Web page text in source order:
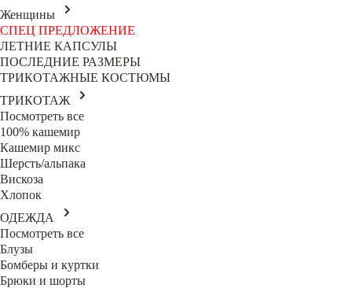
Женщины
СПЕЦ ПРЕДЛОЖЕНИЕ
ЛЕТНИЕ КАПСУЛЫ
ПОСЛЕДНИЕ РАЗМЕРЫ
ТРИКОТАЖНЫЕ КОСТЮМЫ
ТРИКОТАЖ
Посмотреть все
100% кашемир
Кашемир микс
Шерсть/альпака
Вискоза
Хлопок
ОДЕЖДА
Посмотреть все
Блузы
Бомберы и куртки
Брюки и шорты